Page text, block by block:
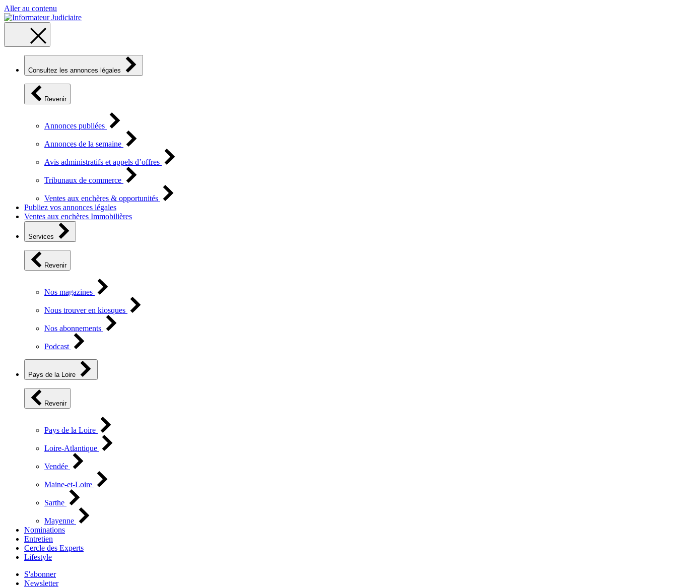
Aller au contenu
Consultez les annonces légales
Revenir
Annonces publiées
Annonces de la semaine
Avis administratifs et appels d’offres
Tribunaux de commerce
Ventes aux enchères & opportunités
Publiez vos annonces légales
Ventes aux enchères Immobilières
Services
Revenir
Nos magazines
Nous trouver en kiosques
Nos abonnements
Podcast
Pays de la Loire
Revenir
Pays de la Loire
Loire-Atlantique
Vendée
Maine-et-Loire
Sarthe
Mayenne
Nominations
Entretien
Cercle des Experts
Lifestyle
S'abonner
Newsletter